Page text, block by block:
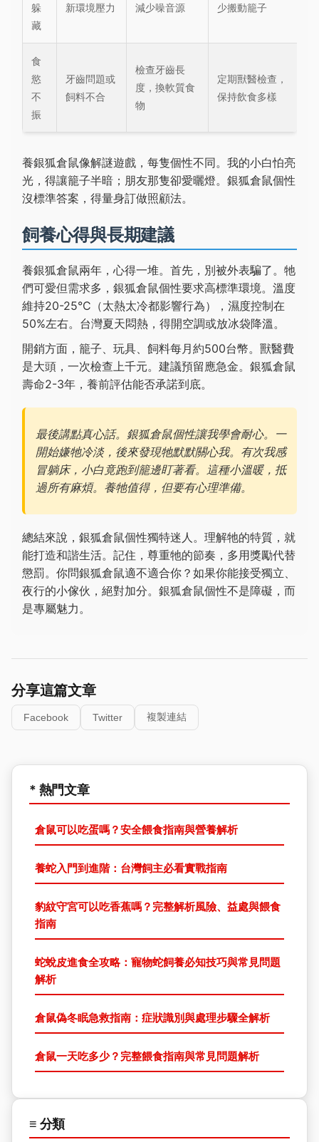
躲
藏
新環境壓力
減少噪音源
少搬動籠子
食
慾
不
振
牙齒問題或
飼料不合
檢查牙齒長
度，換軟質食
物
定期獸醫檢查，
保持飲食多樣
養銀狐倉鼠像解謎遊戲，每隻個性不同。我的小白怕亮
光，得讓籠子半暗；朋友那隻卻愛曬燈。銀狐倉鼠個性
沒標準答案，得量身訂做照顧法。
飼養心得與長期建議
養銀狐倉鼠兩年，心得一堆。首先，別被外表騙了。牠
們可愛但需求多，銀狐倉鼠個性要求高標準環境。溫度
維持20-25°C（太熱太冷都影響行為），濕度控制在
50%左右。台灣夏天悶熱，得開空調或放冰袋降溫。
開銷方面，籠子、玩具、飼料每月約500台幣。獸醫費
是大頭，一次檢查上千元。建議預留應急金。銀狐倉鼠
壽命2-3年，養前評估能否承諾到底。
最後講點真心話。銀狐倉鼠個性讓我學會耐心。一
開始嫌牠冷淡，後來發現牠默默關心我。有次我感
冒躺床，小白竟跑到籠邊盯著看。這種小溫暖，抵
過所有麻煩。養牠值得，但要有心理準備。
總結來說，銀狐倉鼠個性獨特迷人。理解牠的特質，就
能打造和諧生活。記住，尊重牠的節奏，多用獎勵代替
懲罰。你問銀狐倉鼠適不適合你？如果你能接受獨立、
夜行的小傢伙，絕對加分。銀狐倉鼠個性不是障礙，而
是專屬魅力。
分享這篇文章
Facebook Twitter 複製連結
* 熱門文章
倉鼠可以吃蛋嗎？安全餵食指南與營養解析
養蛇入門到進階：台灣飼主必看實戰指南
豹紋守宮可以吃香蕉嗎？完整解析風險、益處與餵食
指南
蛇蛻皮進食全攻略：寵物蛇飼養必知技巧與常見問題
解析
倉鼠偽冬眠急救指南：症狀識別與處理步驟全解析
倉鼠一天吃多少？完整餵食指南與常見問題解析
≡ 分類